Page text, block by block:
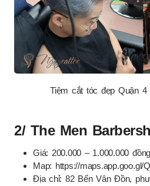
Tiệm cắt tóc đẹp Quận 4
2/ The Men
Giá: 200.000 – 1.000.000 đồng
Map: https://maps.app.goo.gl/
Địa chỉ: 82 Bến Vân Đồn,